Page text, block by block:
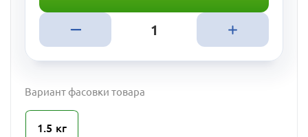
Вариант фасовки товара
1.5 кг